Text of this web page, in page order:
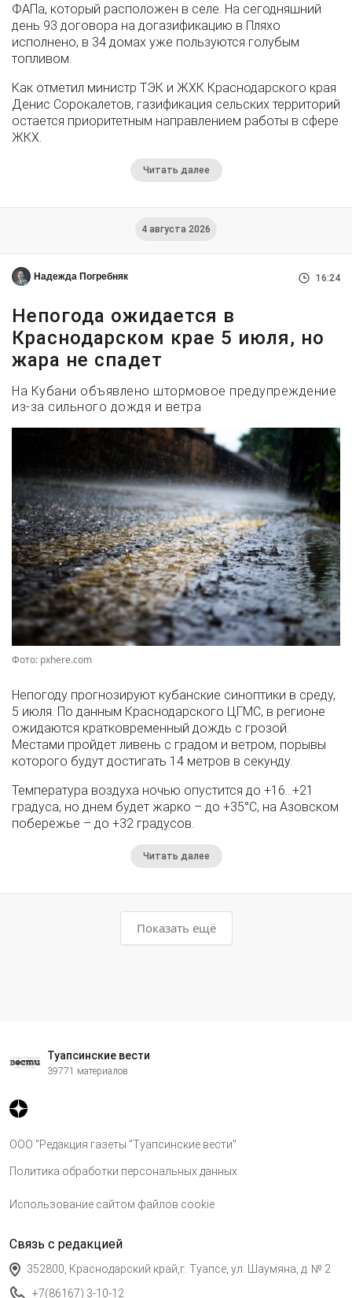
ФАПа, который расположен в селе. На сегодняшний
день 93 договора на догазификацию в Пляхо
исполнено, в 34 домах уже пользуются голубым
топливом.
Как отметил министр ТЭК и ЖХК Краснодарского края
Денис Сорокалетов, газификация сельских территорий
остается приоритетным направлением работы в сфере
ЖКХ.
Читать далее
4 августа 2026
Надежда Погребняк 16:24
Непогода ожидается в
Краснодарском крае 5 июля, но
жара не спадет
На Кубани объявлено штормовое предупреждение
из-за сильного дождя и ветра
Фото: pxhere.com
Непогоду прогнозируют кубанские синоптики в среду,
5 июля. По данным Краснодарского ЦГМС, в регионе
ожидаются кратковременный дождь с грозой.
Местами пройдет ливень с градом и ветром, порывы
которого будут достигать 14 метров в секунду.
Температура воздуха ночью опустится до +16…+21
градуса, но днем будет жарко – до +35°С, на Азовском
побережье – до +32 градусов.
Читать далее
Показать ещё
Туапсинские вести
39771 материалов
ООО "Редакция газеты "Туапсинские вести"
Политика обработки персональных данных
Использование сайтом файлов cookie
Связь с редакцией
352800, Краснодарский край,г. Туапсе, ул. Шаумяна, д. № 2
+7(86167) 3-10-12